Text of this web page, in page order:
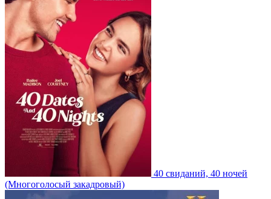
40 свиданий, 40 ночей
(Многоголосый закадровый)